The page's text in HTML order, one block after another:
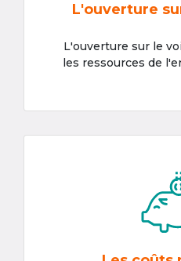
L'ouverture
L'ouverture sur le
les ressources de